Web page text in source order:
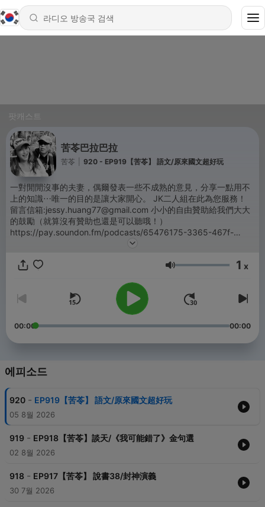
팟캐스트
苦苓巴拉巴拉
苦苓 920 - EP919【苦苓】 語文/原來國文超好玩
一對閒閒沒事的夫妻，偶爾發表一些不成熟的意見，分享一點用不
上的知識⋯唯一的目的是讓大家開心。 JK二人組在此為您服務！
留言信箱:jessy.huang77@gmail.com 小小的自由贊助給我們大大
的鼓勵（就算沒有贊助也還是可以聽哦！）
https://pay.soundon.fm/podcasts/65476175-3365-467f-
b3cc-a9effe6d7e88 -- Hosting provided by
음량 1 x
00:00 00:00
에피소드
920 - EP919【苦苓】 語文/原來國文超好玩
05 8월 2026
919 - EP918【苦苓】談天/《我可能錯了》金句選
02 8월 2026
918 - EP917【苦苓】 說書38/封神演義
30 7월 2026